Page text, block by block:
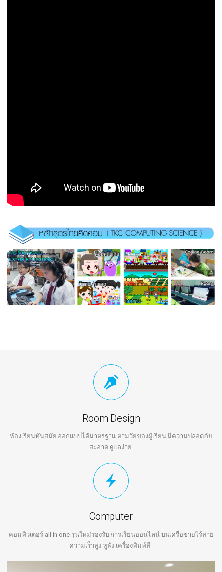
Room Design
ห้องเรียนทันสมัย ออกแบบได้มาตรฐาน ตามวัยของผู้เรียน มีความปลอดภัย
สะอาด ดูแลง่าย
Computer
คอมพิวเตอร์ all in one รุ่นใหม่รองรับ การเรียนออนไลน์ บนเครือข่ายไร้สาย
ความเร็วสูง หูฟัง เครื่องพิมพ์สี